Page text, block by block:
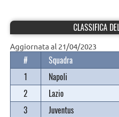
CLASSIFICA
Aggiornata al 21/04/2023
# Squadra
1
Napoli
2
Lazio
3
Juventus